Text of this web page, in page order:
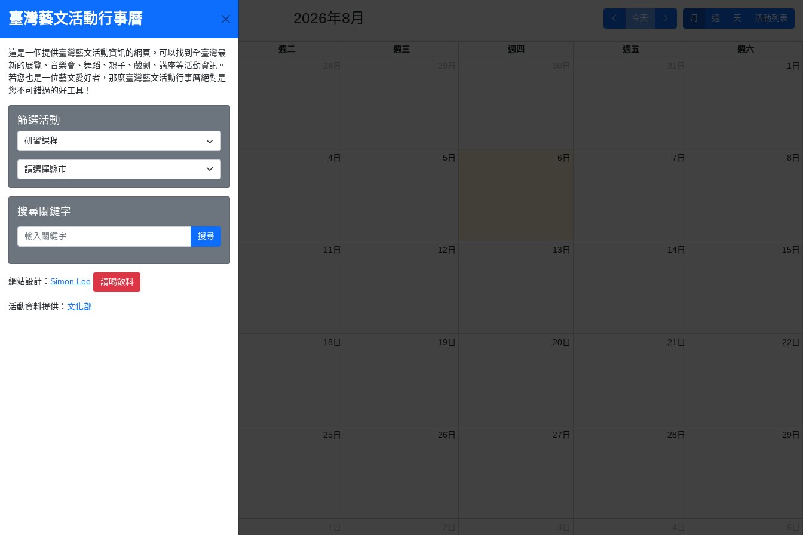
活動選單 2026年8月 今天 月 週 天 活動列表
週日 週一 週二 週三 週四 週五
週六
26日
27日 1日
2日 3日 4日 5日 6日 7日 8日
9日 10日 11日 12日 13日 14日 15日
18日 19日 20日 21日 22日
25日 26日 27日 28日 29日
臺灣藝文活動行事曆
這是一個提供臺灣藝文活動資訊的網頁。可以找到全臺灣最
新的展覽、音樂會、舞蹈、親子、戲劇、講座等活動資訊。
若您也是一位藝文愛好者，那麼臺灣藝文活動行事曆絕對是
您不可錯過的好工具！
篩選活動
搜尋關鍵字
搜尋
網站設計： Simon Lee 請喝飲料
活動資料提供： 文化部